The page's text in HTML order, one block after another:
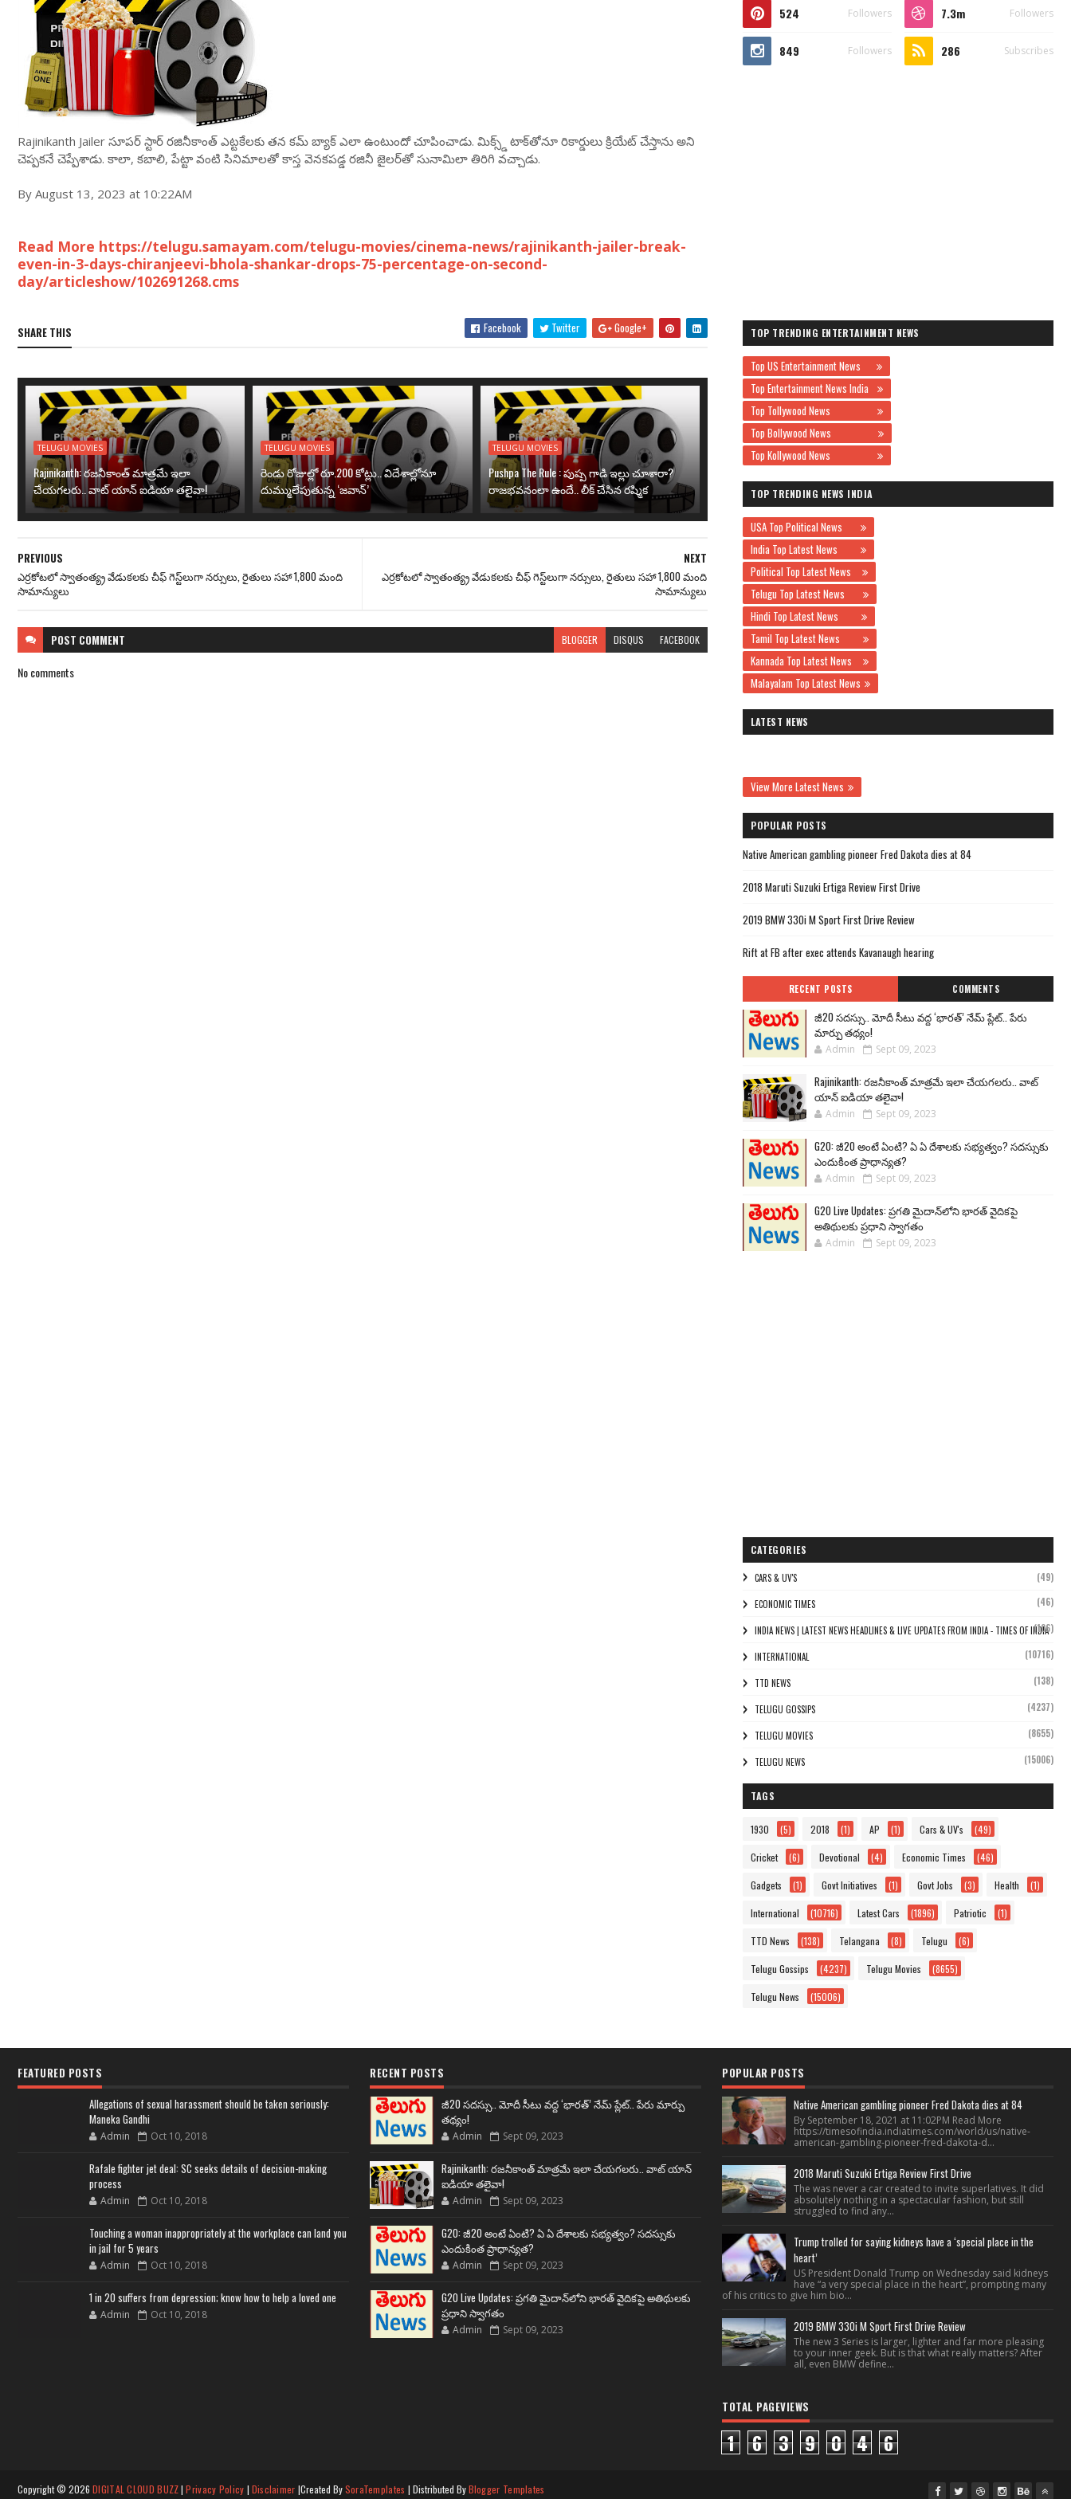
Rajinikanth Jailer సూపర్ స్టార్ రజినీకాంత్ ఎట్టకేలకు తన కమ్ బ్యాక్‌ ఎలా ఉంటుందో చూపించాడు. మిక్స్డ్ టాక్‌తోనూ రికార్డులు క్రియేట్ చేస్తాను అని
చెప్పకనే చెప్పేశాడు. కాలా, కబాలి, పేట్టా వంటి సినిమాలతో కాస్త వెనకపడ్డ రజినీ జైలర్‌తో సునామిలా తిరిగి వచ్చాడు.
By August 13, 2023 at 10:22AM
Read More https://telugu.samayam.com/telugu-movies/cinema-news/rajinikanth-jailer-break-
even-in-3-days-chiranjeevi-bhola-shankar-drops-75-percentage-on-second-
day/articleshow/102691268.cms
SHARE THIS Facebook Twitter Google+
TELUGU MOVIES
Rajinikanth: రజనీకాంత్ మాత్రమే ఇలా
చేయగలరు.. వాట్ యాన్ ఐడియా తలైవా!
TELUGU MOVIES
రెండు రోజుల్లో రూ.200 కోట్లు.. విదేశాల్లోనూ
దుమ్ములేపుతున్న ‘జవాన్’
TELUGU MOVIES
Pushpa The Rule : పుష్ప గాడి ఇల్లు చూశారా?
రాజభవనంలా ఉందే.. లీక్ చేసిన రష్మిక
NEXT
ఎర్రకోటలో స్వాతంత్య్ర వేడుకలకు చీఫ్ గెస్ట్‌లుగా నర్సులు, రైతులు సహా 1,800 మంది
సామాన్యులు
PREVIOUS
ఎర్రకోటలో స్వాతంత్య్ర వేడుకలకు చీఫ్ గెస్ట్‌లుగా నర్సులు, రైతులు సహా 1,800 మంది
సామాన్యులు
POST COMMENT BLOGGER DISQUS FACEBOOK
No comments
524 Followers 7.3m Followers
849 Followers 286 Subscribes
TOP TRENDING ENTERTAINMENT NEWS
Top US Entertainment News
Top Entertainment News India
Top Tollywood News
Top Bollywood News
Top Kollywood News
TOP TRENDING NEWS INDIA
USA Top Political News
India Top Latest News
Political Top Latest News
Telugu Top Latest News
Hindi Top Latest News
Tamil Top Latest News
Kannada Top Latest News
Malayalam Top Latest News
LATEST NEWS
View More Latest News
POPULAR POSTS
Native American gambling pioneer Fred Dakota dies at 84
2018 Maruti Suzuki Ertiga Review First Drive
2019 BMW 330i M Sport First Drive Review
Rift at FB after exec attends Kavanaugh hearing
RECENT POSTS COMMENTS
జీ20 సదస్సు.. మోదీ సీటు వద్ద ‘భారత్’ నేమ్ ప్లేట్‌.. పేరు
మార్పు తథ్యం!
Admin Sept 09, 2023
Rajinikanth: రజనీకాంత్ మాత్రమే ఇలా చేయగలరు.. వాట్
యాన్ ఐడియా తలైవా!
Admin Sept 09, 2023
G20: జీ20 అంటే ఏంటి? ఏ ఏ దేశాలకు సభ్యత్వం? సదస్సుకు
ఎందుకింత ప్రాధాన్యత?
Admin Sept 09, 2023
G20 Live Updates: ప్రగతి మైదాన్‌లోని భారత్ వైదికపై
అతిథులకు ప్రధాని స్వాగతం
Admin Sept 09, 2023
CATEGORIES
CARS & UV'S (49)
ECONOMIC TIMES (46)
INDIA NEWS | LATEST NEWS HEADLINES & LIVE UPDATES FROM INDIA - TIMES OF INDIA
(106)
INTERNATIONAL (10716)
TTD NEWS (138)
TELUGU GOSSIPS (4237)
TELUGU MOVIES (8655)
TELUGU NEWS (15006)
TAGS
1930 (5) 2018 (1) AP (1) Cars & UV's (49)
Cricket (6) Devotional (4) Economic Times (46)
Gadgets (1) Govt Initiatives (1) Govt Jobs (3) Health (1)
International (10716) Latest Cars (1896) Patriotic (1)
TTD News (138) Telangana (8) Telugu (6)
Telugu Gossips (4237) Telugu Movies (8655)
Telugu News (15006)
FEATURED POSTS
Allegations of sexual harassment should be taken seriously:
Maneka Gandhi
Admin Oct 10, 2018
Rafale fighter jet deal: SC seeks details of decision-making
process
Admin Oct 10, 2018
Touching a woman inappropriately at the workplace can land you
in jail for 5 years
Admin Oct 10, 2018
1 in 20 suffers from depression; know how to help a loved one
Admin Oct 10, 2018
RECENT POSTS
జీ20 సదస్సు.. మోదీ సీటు వద్ద ‘భారత్’ నేమ్ ప్లేట్‌.. పేరు మార్పు
తథ్యం!
Admin Sept 09, 2023
Rajinikanth: రజనీకాంత్ మాత్రమే ఇలా చేయగలరు.. వాట్ యాన్
ఐడియా తలైవా!
Admin Sept 09, 2023
G20: జీ20 అంటే ఏంటి? ఏ ఏ దేశాలకు సభ్యత్వం? సదస్సుకు
ఎందుకింత ప్రాధాన్యత?
Admin Sept 09, 2023
G20 Live Updates: ప్రగతి మైదాన్‌లోని భారత్ వైదికపై అతిథులకు
ప్రధాని స్వాగతం
Admin Sept 09, 2023
POPULAR POSTS
Native American gambling pioneer Fred Dakota dies at 84
By September 18, 2021 at 11:02PM Read More
https://timesofindia.indiatimes.com/world/us/native-
american-gambling-pioneer-fred-dakota-d...
2018 Maruti Suzuki Ertiga Review First Drive
The was never a car created to invite superlatives. It did
absolutely nothing in a spectacular fashion, but still
struggled to find any...
Trump trolled for saying kidneys have a ‘special place in the
heart’
US President Donald Trump on Wednesday said kidneys
have “a very special place in the heart”, prompting many
of his critics to give him bio...
2019 BMW 330i M Sport First Drive Review
The new 3 Series is larger, lighter and far more pleasing
to your inner geek. But is that what really matters? After
all, even BMW define...
TOTAL PAGEVIEWS
1 6 3 9 0 4 6
Copyright © 2026 DIGITAL CLOUD BUZZ|Privacy Policy | Disclaimer |Created BySoraTemplates | Distributed ByBlogger Templates